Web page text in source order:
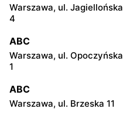
Warszawa, ul. Jagiellońska
4
ABC
Warszawa, ul. Opoczyńska
1
ABC
Warszawa, ul. Brzeska 11